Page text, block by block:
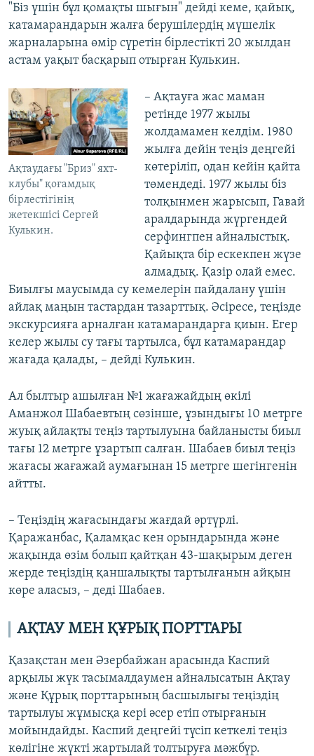
"Біз үшін бұл қомақты шығын" дейді кеме, қайық,
катамарандарын жалға берушілердің мүшелік
жарналарына өмір сүретін бірлестікті 20 жылдан
астам уақыт басқарып отырған Кулькин.
Ақтаудағы "Бриз" яхт-
клубы" қоғамдық
бірлестігінің
жетекшісі Сергей
Кулькин.
– Ақтауға жас маман
ретінде 1977 жылы
жолдамамен келдім. 1980
жылға дейін теңіз деңгейі
көтеріліп, одан кейін қайта
төмендеді. 1977 жылы біз
толқынмен жарысып, Гавай
аралдарында жүргендей
серфингпен айналыстық.
Қайықта бір ескекпен жүзе
алмадық. Қазір олай емес.
Биылғы маусымда су кемелерін пайдалану үшін
айлақ маңын тастардан тазарттық. Әсіресе, теңізде
экскурсияға арналған катамарандарға қиын. Егер
келер жылы су тағы тартылса, бұл катамарандар
жағада қалады, – дейді Кулькин.
Ал былтыр ашылған №1 жағажайдың өкілі
Аманжол Шабаевтың сөзінше, ұзындығы 10 метрге
жуық айлақты теңіз тартылуына байланысты биыл
тағы 12 метрге ұзартып салған. Шабаев биыл теңіз
жағасы жағажай аумағынан 15 метрге шегінгенін
айтты.
– Теңіздің жағасындағы жағдай әртүрлі.
Қаражанбас, Қаламқас кен орындарында және
жақында өзім болып қайтқан 43-шақырым деген
жерде теңіздің қаншалықты тартылғанын айқын
көре аласыз, – деді Шабаев.
АҚТАУ МЕН ҚҰРЫҚ ПОРТТАРЫ
Қазақстан мен Әзербайжан арасында Каспий
арқылы жүк тасымалдаумен айналысатын Ақтау
және Құрық порттарының басшылығы теңіздің
тартылуы жұмысқа кері әсер етіп отырғанын
мойындайды. Каспий деңгейі түсіп кеткелі теңіз
көлігіне жүкті жартылай толтыруға мәжбүр.